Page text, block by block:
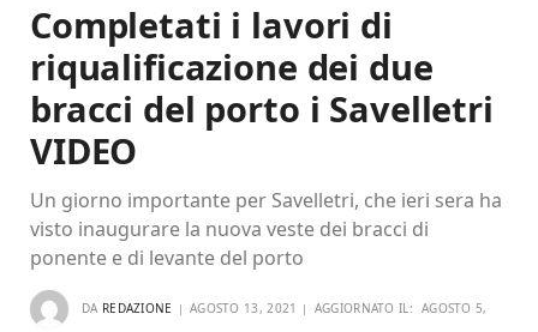
Completati i lavori di
riqualificazione dei due
bracci del porto i Savelletri
VIDEO
Un giorno importante per Savelletri, che ieri sera ha
visto inaugurare la nuova veste dei bracci di
ponente e di levante del porto
DA REDAZIONE AGOSTO 13, 2021 AGGIORNATO IL: AGOSTO 5,